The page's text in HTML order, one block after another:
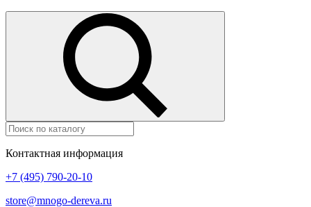
Контактная информация
+7 (495) 790-20-10
store@mnogo-dereva.ru